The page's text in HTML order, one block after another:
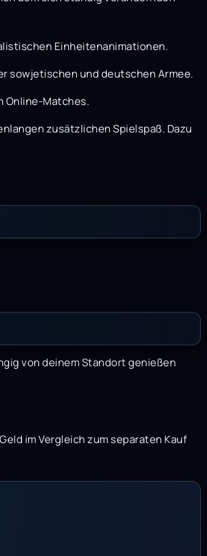
Einheitenanimationen.
sowjetischen und deutschen Armee.
Online-Matches.
zusätzlichen Spielspaß. Dazu
von deinem Standort genießen
im Vergleich zum separaten Kauf